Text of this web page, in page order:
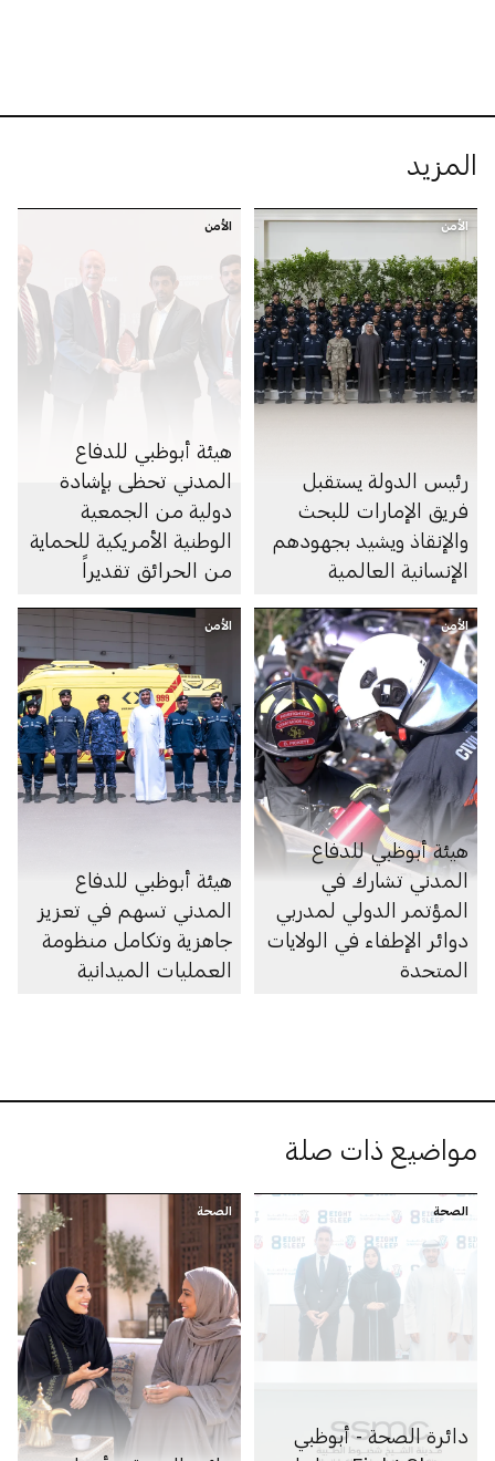
المزيد
الأمن
رئيس الدولة يستقبل
فريق الإمارات للبحث
والإنقاذ ويشيد بجهودهم
الإنسانية العالمية
الأمن
هيئة أبوظبي للدفاع
المدني تحظى بإشادة
دولية من الجمعية
الوطنية الأمريكية للحماية
من الحرائق تقديراً
للسلامة والوقاية من
الحريق
الأمن
هيئة أبوظبي للدفاع
المدني تشارك في
المؤتمر الدولي لمدربي
دوائر الإطفاء في الولايات
المتحدة
الأمن
هيئة أبوظبي للدفاع
المدني تسهم في تعزيز
جاهزية وتكامل منظومة
العمليات الميدانية
مواضيع ذات صلة
الصحة
دائرة الصحة - أبوظبي
الصحة